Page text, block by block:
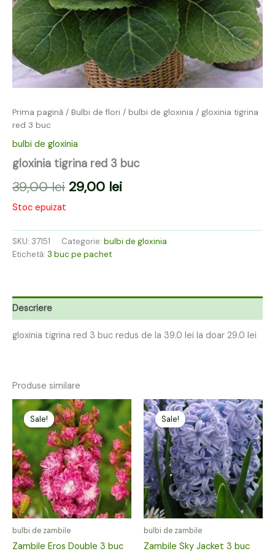
Prima pagină / Bulbi de flori / bulbi de gloxinia / gloxinia tigrina
red 3 buc
bulbi de gloxinia
gloxinia tigrina red 3 buc
39,00lei 29,00 lei
Stoc epuizat
SKU: 37151 Categorie: bulbi de gloxinia
Etichetă: 3 buc pe pachet
Descriere
gloxinia tigrina red 3 buc redus de la 39.0 lei la doar 29.0 lei
Produse similare
Sale!
Sale!
bulbi de zambile
Zambile Eros Double 3 buc
Prețul
inițial
a
fost:
24,00 lei.
Prețul
curent
este:
12,00 lei.
Sale!
Sale!
bulbi de zambile
Zambile Sky Jacket 3 buc
Prețul
inițial
a
fost:
24,00 lei.
Prețul
curent
este:
12,00 lei.